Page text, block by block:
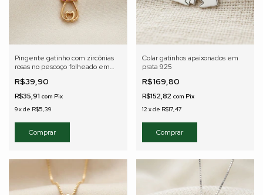
Pingente gatinho com zircônias
rosas no pescoço folheado em
R$39,90
R$35,91 com Pix
9xde R$5,39
Colar gatinhos apaixonados em
prata 925
R$169,80
R$152,82 com Pix
12 xde R$17,47